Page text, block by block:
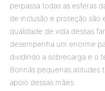
perpassa todas as esferas
de inclusão e proteção são
qualidade de vida dessas
desempenha um enorme
dividindo a sobrecarga e o
Bonnás pequenas atitudes
apoio dessas mães.